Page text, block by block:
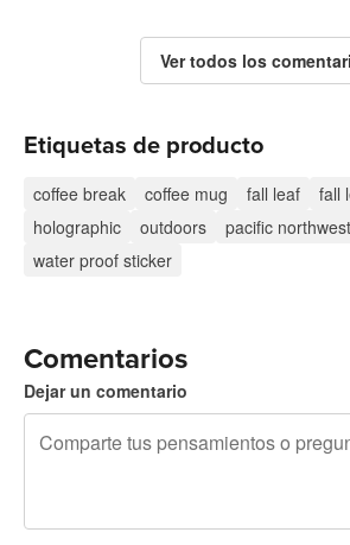
Ver todos los
Etiquetas de producto
coffee break coffee mug fall leaf fall
holographic
outdoors pacific northwest
water proof sticker
Comentarios
Dejar un comentario